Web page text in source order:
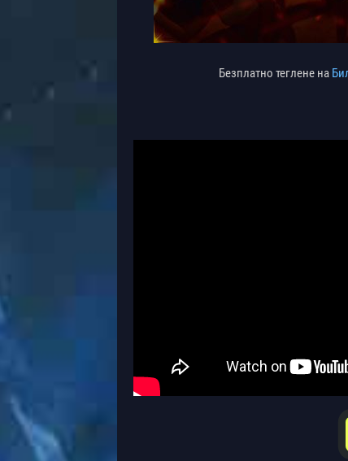
Безплатно теглене на